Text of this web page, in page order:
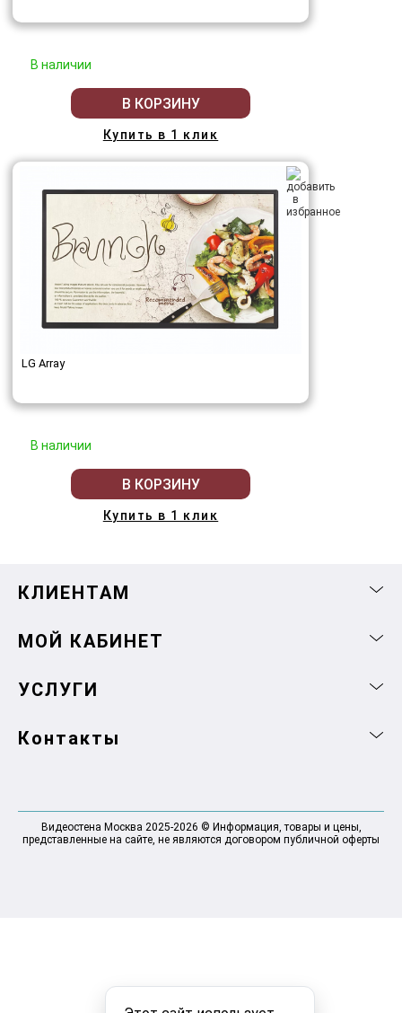
В наличии
В КОРЗИНУ
Купить в 1 клик
LG Array
В наличии
В КОРЗИНУ
Купить в 1 клик
КЛИЕНТАМ
МОЙ КАБИНЕТ
УСЛУГИ
Контакты
Видеостена Москва 2025-2026 © Информация, товары и цены,
представленные на сайте, не являются договором публичной оферты